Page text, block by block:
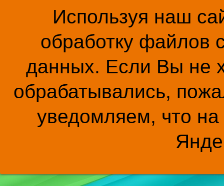
Используя наш
обработку файлов
данных. Если Вы не
обрабатывались,
уведомляем, что на